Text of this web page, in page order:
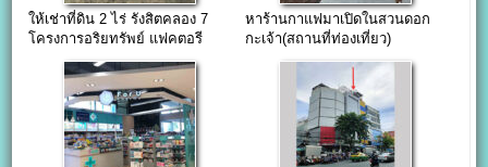
ให้เช่าที่ดิน 2 ไร่ รังสิตคลอง 7
โครงการอริยทรัพย์ แฟคตอรี
ใกล้ศูนย์กระจายสินค้า BigC
หาร้านกาแฟมาเปิดในสวนดอก
กะเจ้า(สถานที่ท่องเที่ยว)